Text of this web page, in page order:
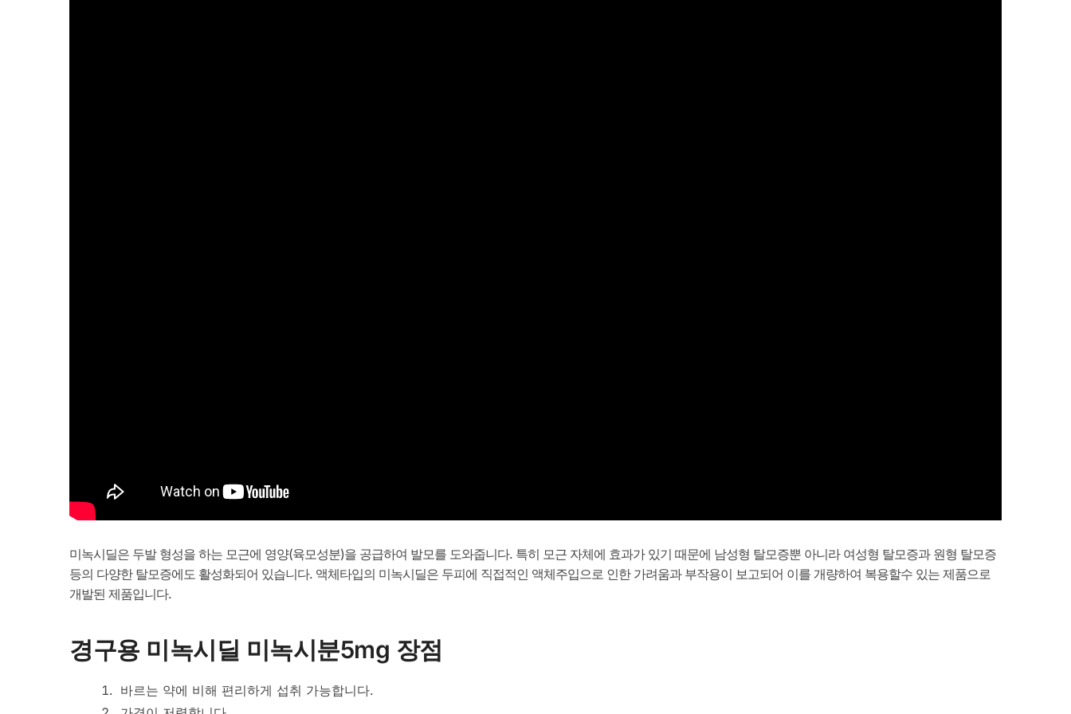
미녹시딜은 두발 형성을 하는 모근에 영양(육모성분)을 공급하여 발모를 도와줍니다. 특히 모근 자체에 효과가 있기 때문에 남성형 탈모증뿐 아니라 여성형 탈모증과 원형 탈모증
등의 다양한 탈모증에도 활성화되어 있습니다. 액체타입의 미녹시딜은 두피에 직접적인 액체주입으로 인한 가려움과 부작용이 보고되어 이를 개량하여 복용할수 있는 제품으로
개발된 제품입니다.
경구용 미녹시딜 미녹시분5mg 장점
바르는 약에 비해 편리하게 섭취 가능합니다.